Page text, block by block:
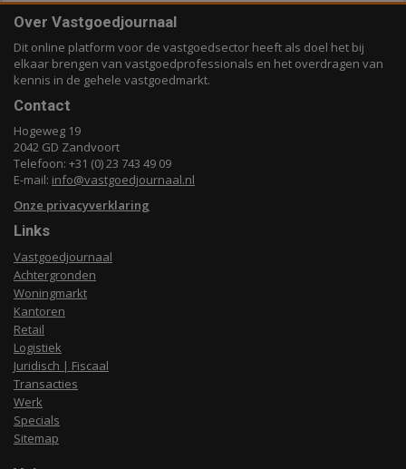
Over Vastgoedjournaal
Dit online platform voor de vastgoedsector heeft als doel het bij
elkaar brengen van vastgoedprofessionals en het overdragen van
kennis in de gehele vastgoedmarkt.
Contact
Hogeweg 19
2042 GD Zandvoort
Telefoon: +31 (0) 23 743 49 09
E-mail: info@vastgoedjournaal.nl
Onze privacyverklaring
Links
Vastgoedjournaal
Achtergronden
Woningmarkt
Kantoren
Retail
Logistiek
Juridisch | Fiscaal
Transacties
Werk
Specials
Sitemap